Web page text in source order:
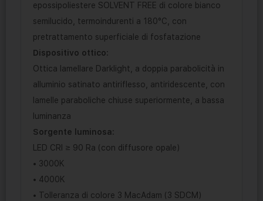
epossipoliestere SOLVENT FREE di colore bianco
semilucido, termoindurenti a 180°C, con
pretrattamento superficiale di fosfatazione
Dispositivo ottico:
Ottica lamellare Darklight, a doppia parabolicità in
alluminio satinato antiriflesso, antiridescente, con
lamelle paraboliche chiuse superiormente, a bassa
luminanza
Sorgente luminosa:
LED CRI ≥ 90 Ra (con diffusore opale)
• 3000K
• 4000K
• Tolleranza di colore 3 MacAdam (3 SDCM)